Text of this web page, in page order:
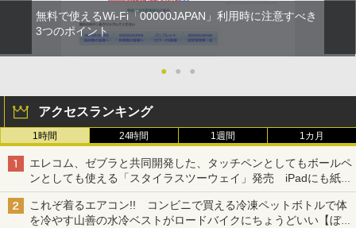
無料で使えるWi-Fi「00000JAPAN」利用時に注意すべき
3つのポイント
● ● ●
アクセスランキング
1時間 24時間 1週間 1カ月
エレコム、ゼブラと共同開発した、タッチペンとしてもボールペ
ンとしても使える「スタイラスツーウェイ」発売 iPadにも紙に
も、持ち替えずに書き込める
これぞ着るエアコン!! コンビニで買える冷凍ペットボトルで体
を冷やす山善の水冷ベストがロードバイクにちょうどいい【ぼっ